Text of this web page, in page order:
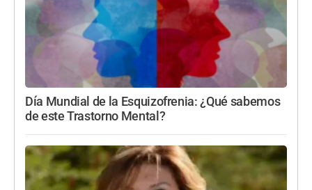
Día Mundial de la Esquizofrenia: ¿Qué sabemos
de este Trastorno Mental?